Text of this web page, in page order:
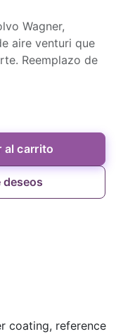
Wagner,
aire venturi que
Reemplazo de
al carrito
deseos
coating, reference